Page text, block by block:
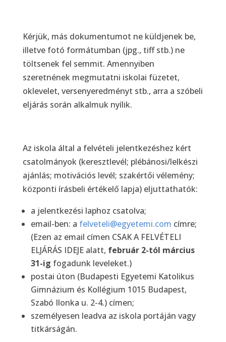
Kérjük, más dokumentumot ne küldjenek be,
illetve fotó formátumban (jpg., tiff stb.) ne
töltsenek fel semmit. Amennyiben
szeretnének megmutatni iskolai füzetet,
oklevelet, versenyeredményt stb., arra a szóbeli
eljárás során alkalmuk nyílik.
Az iskola által a felvételi jelentkezéshez kért
csatolmányok (keresztlevél; plébánosi/lelkészi
ajánlás; motivációs levél; szakértői vélemény;
központi írásbeli értékelő lapja) eljuttathatók:
a jelentkezési laphoz csatolva;
email-ben: a felveteli@egyetemi.com címre;
(Ezen az email címen CSAK A FELVÉTELI
ELJÁRÁS IDEJE alatt, február 2-tól március
31-ig fogadunk leveleket.)
postai úton (Budapesti Egyetemi Katolikus
Gimnázium és Kollégium 1015 Budapest,
Szabó Ilonka u. 2-4.) címen;
személyesen leadva az iskola portáján vagy
titkárságán.